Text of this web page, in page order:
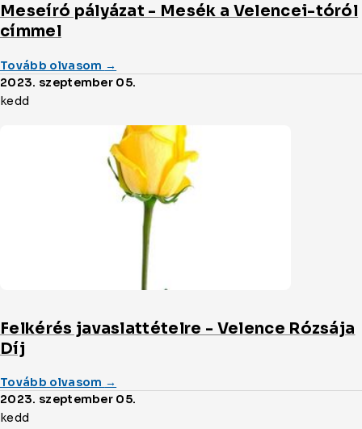
Meseíró pályázat - Mesék a Velencei-tóról
címmel
Tovább olvasom (a/az)
Meseíró
Mesék
a
Velencei-
tóról
címmel
→
Felkérés javaslattételre - Velence Rózsája
Díj
2023. szeptember 05.
kedd
Tovább olvasom (a/az)
Felkérés
→
2023. szeptember 05.
kedd